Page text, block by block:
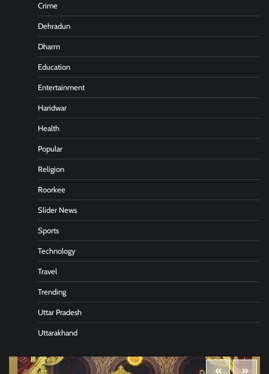
Crime
Dehradun
Dharm
Education
Entertainment
Haridwar
Health
Popular
Religion
Roorkee
Slider News
Sports
Technology
Travel
Trending
Uttar Pradesh
Uttarakhand